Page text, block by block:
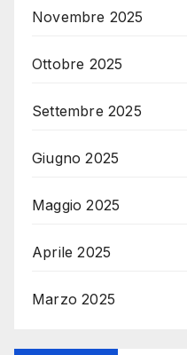
Novembre 2025
Ottobre 2025
Settembre 2025
Giugno 2025
Maggio 2025
Aprile 2025
Marzo 2025